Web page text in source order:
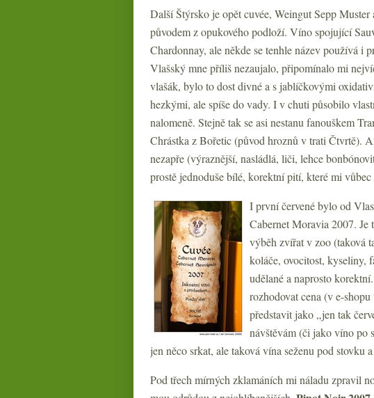
Další Štýrsko je opět cuvée, Weingut Sepp
původem z opukového podloží. Víno spojující
Chardonnay, ale někde se tenhle název používá i
Vlašský mne příliš nezaujalo, připomínalo mi
vlašák, bylo to dost divné a s jablíčkovými
hezkými, ale spíše do vady. I v chuti působilo
nalomeně. Stejně tak se asi nestanu fanouškem
Chrástka z Bořetic (původ hroznů v trati Čtvrtě).
nezapře (výraznější, nasládlá, liči, lehce
prostě jednoduše bílé, korektní pití, které mi
I první červené bylo od
Cabernet Moravia 2007. Je
výběh zvířat v zoo (taková
koláče, ovocitost, kyseliny,
udělané a naprosto
rozhodovat cena (v e-
představit jako „jen tak
návštěvám (či jako víno po
jen něco srkat, ale taková vína seženu pod stovku
Pod třech mírných zklamáních mi náladu zpravil